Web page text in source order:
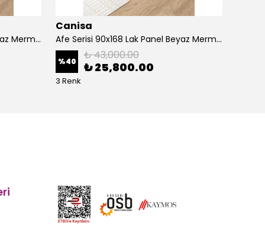
Afe Serisi 90x168 Lak Panel Beyaz Mermer Desen Masa ve 6 Sandalye Gold Kaplama Ayak
Canisa
Afe Serisi 90x168 Lak Panel Beyaz Mermer Desen Masa ve 6 Sandalye Krom Kaplama Ayak
%40 ₺ 43,000.00
₺ 25,800.00
3 Renk